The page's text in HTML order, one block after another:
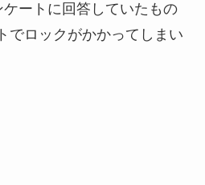
ートに回答していたもの
でロックがかかってしまい